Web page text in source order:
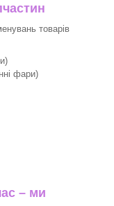
товарів
фари)
– ми